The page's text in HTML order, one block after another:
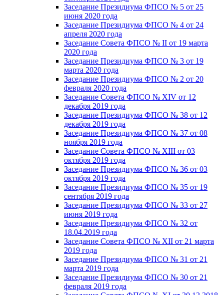
Заседание Президиума ФПСО № 5 от 25
июня 2020 года
Заседание Президиума ФПСО № 4 от 24
апреля 2020 года
Заседание Совета ФПСО № II от 19 марта
2020 года
Заседание Президиума ФПСО № 3 от 19
марта 2020 года
Заседание Президиума ФПСО № 2 от 20
февраля 2020 года
Заседание Совета ФПСО № XIV от 12
декабря 2019 года
Заседание Президиума ФПСО № 38 от 12
декабря 2019 года
Заседание Президиума ФПСО № 37 от 08
ноября 2019 года
Заседание Совета ФПСО № XIII от 03
октября 2019 года
Заседание Президиума ФПСО № 36 от 03
октября 2019 года
Заседание Президиума ФПСО № 35 от 19
сентября 2019 года
Заседание Президиума ФПСО № 33 от 27
июня 2019 года
Заседание Президиума ФПСО № 32 от
18.04.2019 года
Заседание Совета ФПСО № XII от 21 марта
2019 года
Заседание Президиума ФПСО № 31 от 21
марта 2019 года
Заседание Президиума ФПСО № 30 от 21
февраля 2019 года